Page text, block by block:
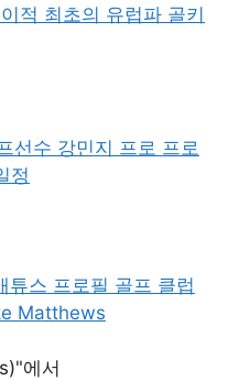
적 최초의 유럽파 골키
선수 강민지 프로 프로
정
튜스 프로필 골프 클럽
Matthews
에서